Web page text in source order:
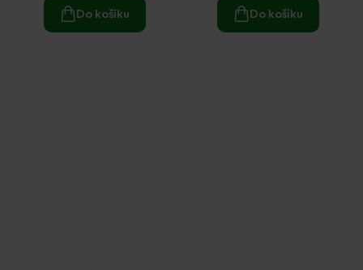
Do košíku Do košíku